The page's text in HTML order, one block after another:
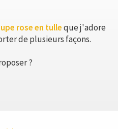
rose en tulleque j'adore
de plusieurs façons.
?